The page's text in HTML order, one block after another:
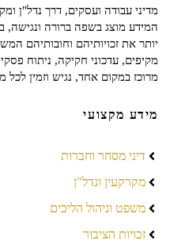
מדיני עבודה ועסקים, דרך נדל"ן
המידע מוצג בשפה ברורה ונגישה,
יותר את זכויותיהם וחובותיהם
מקיפים, עדכוני חקיקה, ניתוח
מרוכז במקום אחד, נגיש וזמין
מידע מקצועי
דיני מסחר וחברות
מקרקעין ונדל"ן
משפט וניהול הליכים
זכויות הציבור